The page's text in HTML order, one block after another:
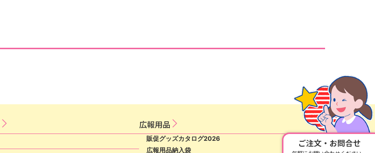
広​報​用​品​
販促グッズカタログ2026
広報用品納入袋
ご注文・お問合せ